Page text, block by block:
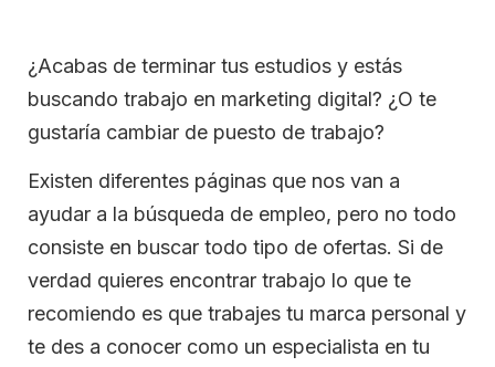
¿Acabas de terminar tus estudios y estás
buscando trabajo en marketing digital? ¿O te
gustaría cambiar de puesto de trabajo?
Existen diferentes páginas que nos van a
ayudar a la búsqueda de empleo, pero no todo
consiste en buscar todo tipo de ofertas. Si de
verdad quieres encontrar trabajo lo que te
recomiendo es que trabajes tu marca personal y
te des a conocer como un especialista en tu